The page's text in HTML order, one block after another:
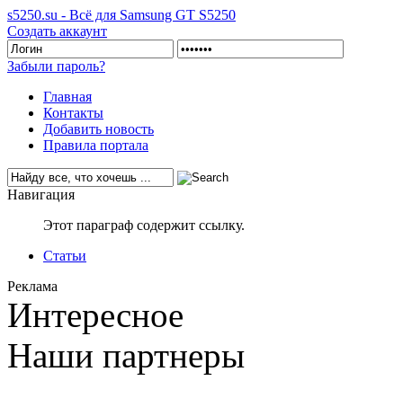
s5250.su - Всё для Samsung GT S5250
Создать аккаунт
Забыли пароль?
Главная
Контакты
Добавить новость
Правила портала
Навигация
Этот параграф содержит ссылку.
Статьи
Реклама
Интересное
Наши партнеры